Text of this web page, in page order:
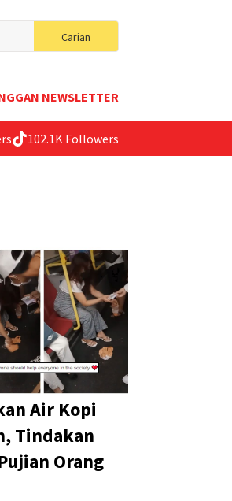
Carian
for:
NEWSLETTER
102.1K Followers
Air Kopi
Tindakan
Orang